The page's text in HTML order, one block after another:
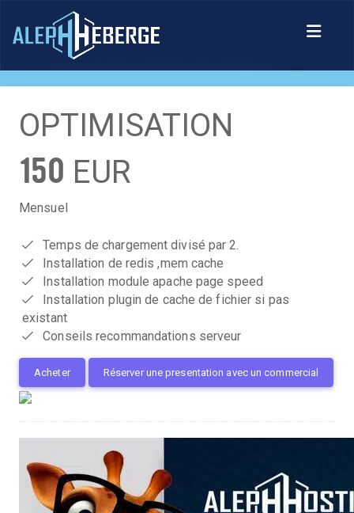
OPTIMISATION
150 EUR
Mensuel
Temps de chargement divisé par 2.
Installation de redis ,mem cache
Installation module apache page speed
Installation plugin de cache de fichier si pas
existant
Conseils recommandations serveur
Acheter Réserver une presentation avec un commercial